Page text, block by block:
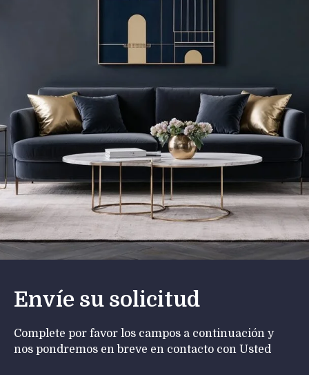
Envíe su solicitud
Complete por favor los campos a continuación y
nos pondremos en breve en contacto con Usted